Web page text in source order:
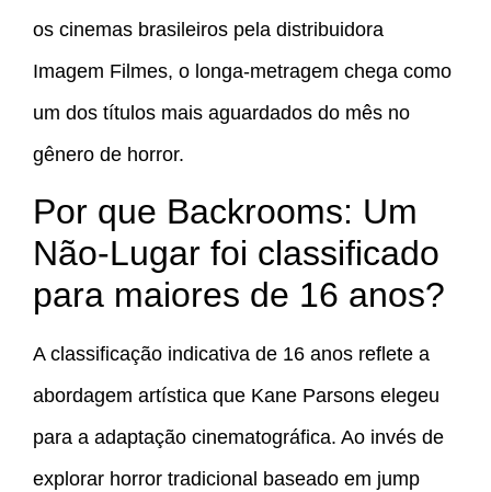
os cinemas brasileiros pela distribuidora
Imagem Filmes, o longa-metragem chega como
um dos títulos mais aguardados do mês no
gênero de horror.
Por que Backrooms: Um
Não-Lugar foi classificado
para maiores de 16 anos?
A classificação indicativa de 16 anos reflete a
abordagem artística que Kane Parsons elegeu
para a adaptação cinematográfica. Ao invés de
explorar horror tradicional baseado em jump